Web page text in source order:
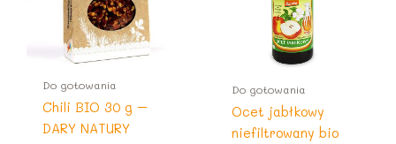
Do gotowania
Chili BIO 30 g –
DARY NATURY
Do gotowania
Ocet jabłkowy
niefiltrowany bio